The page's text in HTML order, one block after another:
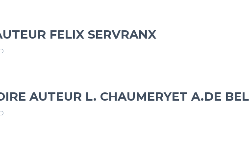
FELIX SERVRANX
AUTEUR L. CHAUMERYET A.DE